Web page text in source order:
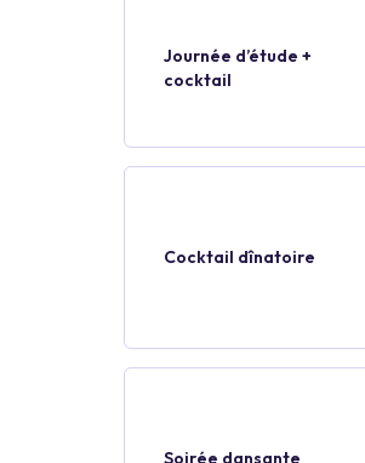
Journée d’étude +
cocktail
Cocktail dînatoire
Soirée dansante